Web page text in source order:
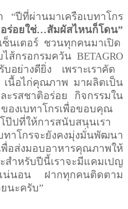
“ปีที่ผ่านมาเครือเบทาโกร
ร่อยใช่…สัมผัสไหนก็โดน”
ซ็นเตอร์ ชวนทุกคนมาเปิด
ส้กรอกรมควัน BETAGRO
บอย่างดียิ่ง เพราะเราคัด
เนื้อไก่คุณภาพ มาผลิตเป็น
ะรสชาติอร่อย กิจกรรมใน
องเบทาโกรเพื่อขอบคุณ
ปที่ให้การสนับสนุนเรา
าโกรจะยังคงมุ่งมั่นพัฒนา
อส่งมอบอาหารคุณภาพให้
ำหรับปีนี้เราจะมีแคมเปญ
น่นอน ฝากทุกคนติดตาม
นะครับ”